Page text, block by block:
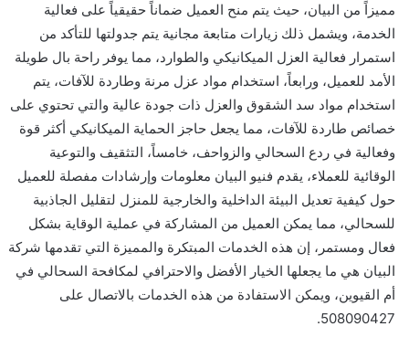
مميزاً من البيان، حيث يتم منح العميل ضماناً حقيقياً على فعالية
الخدمة، ويشمل ذلك زيارات متابعة مجانية يتم جدولتها للتأكد من
استمرار فعالية العزل الميكانيكي والطوارد، مما يوفر راحة بال طويلة
الأمد للعميل، ورابعاً، استخدام مواد عزل مرنة وطاردة للآفات، يتم
استخدام مواد سد الشقوق والعزل ذات جودة عالية والتي تحتوي على
خصائص طاردة للآفات، مما يجعل حاجز الحماية الميكانيكي أكثر قوة
وفعالية في ردع السحالي والزواحف، خامساً، التثقيف والتوعية
الوقائية للعملاء، يقدم فنيو البيان معلومات وإرشادات مفصلة للعميل
حول كيفية تعديل البيئة الداخلية والخارجية للمنزل لتقليل الجاذبية
للسحالي، مما يمكن العميل من المشاركة في عملية الوقاية بشكل
فعال ومستمر، إن هذه الخدمات المبتكرة والمميزة التي تقدمها شركة
البيان هي ما يجعلها الخيار الأفضل والاحترافي لمكافحة السحالي في
أم القيوين، ويمكن الاستفادة من هذه الخدمات بالاتصال على
508090427.